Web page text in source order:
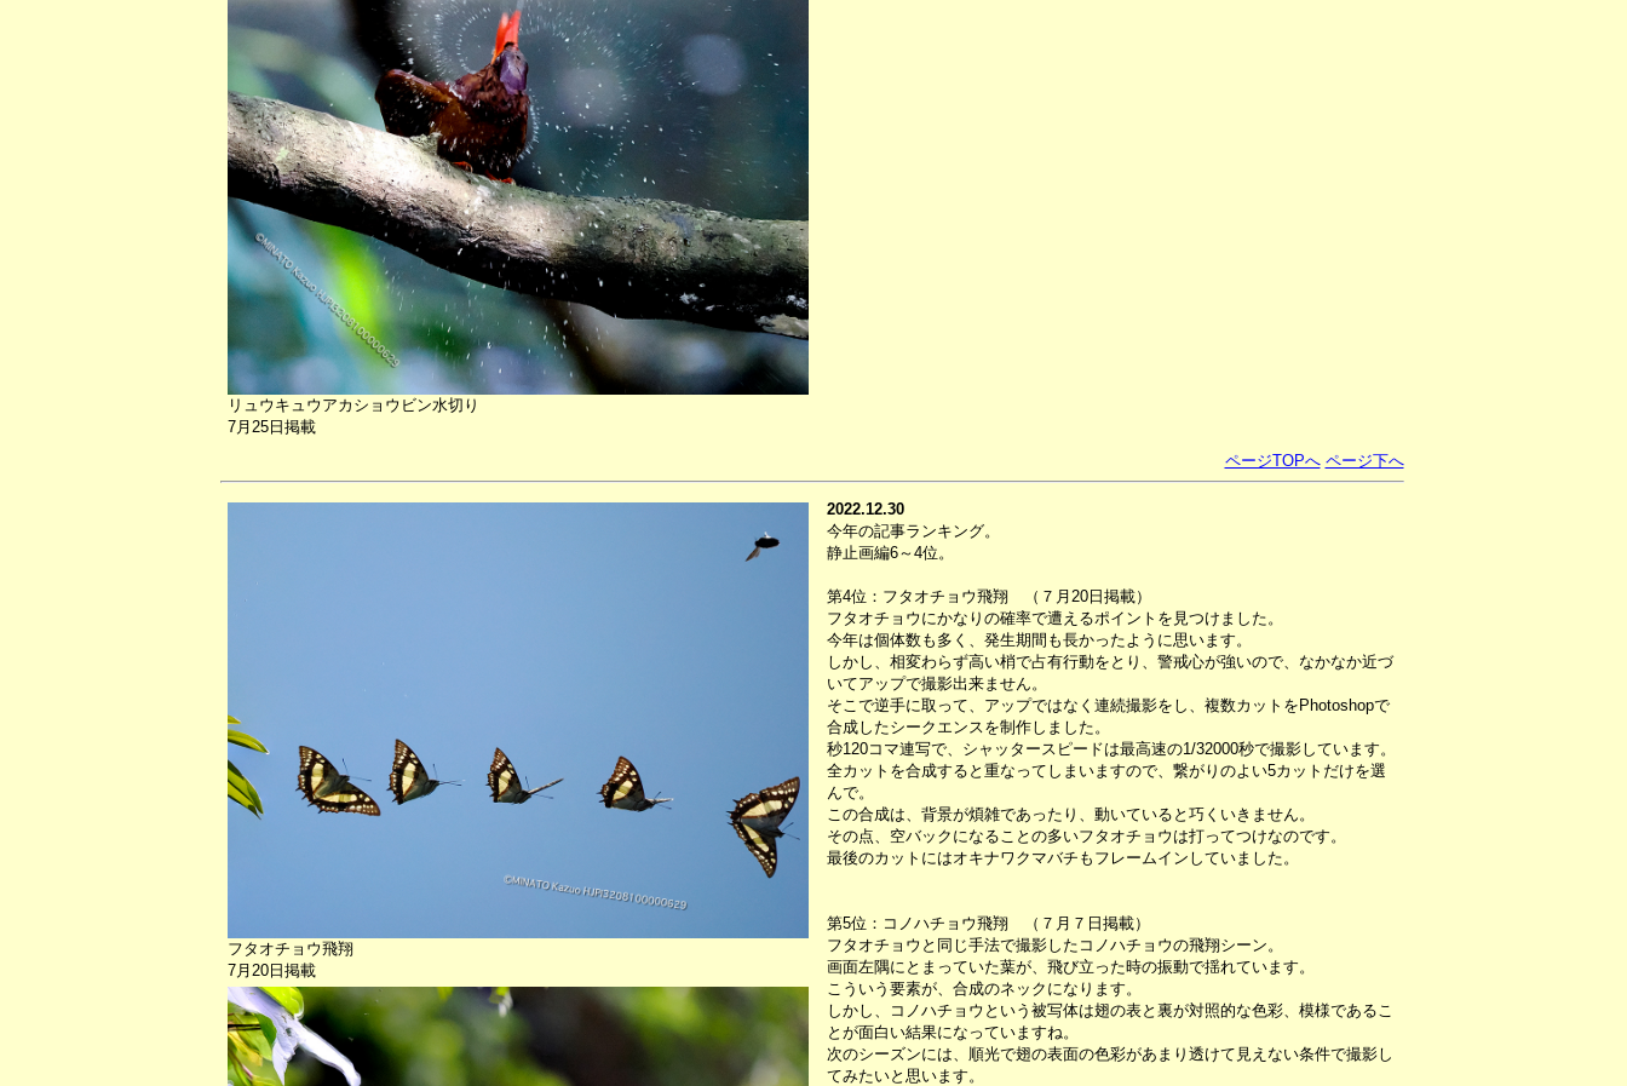
リュウキュウアカショウビン水切り
7月25日掲載
ページTOPへ ページ下へ
フタオチョウ飛翔
7月20日掲載
2022.12.30
今年の記事ランキング。
静止画編6～4位。
第4位：フタオチョウ飛翔 （７月20日掲載）
フタオチョウにかなりの確率で遭えるポイントを見つけました。
今年は個体数も多く、発生期間も長かったように思います。
しかし、相変わらず高い梢で占有行動をとり、警戒心が強いので、なかなか近づ
いてアップで撮影出来ません。
そこで逆手に取って、アップではなく連続撮影をし、複数カットをPhotoshopで
合成したシークエンスを制作しました。
秒120コマ連写で、シャッタースピードは最高速の1/32000秒で撮影しています。
全カットを合成すると重なってしまいますので、繋がりのよい5カットだけを選
んで。
この合成は、背景が煩雑であったり、動いていると巧くいきません。
その点、空バックになることの多いフタオチョウは打ってつけなのです。
最後のカットにはオキナワクマバチもフレームインしていました。
第5位：コノハチョウ飛翔 （７月７日掲載）
フタオチョウと同じ手法で撮影したコノハチョウの飛翔シーン。
画面左隅にとまっていた葉が、飛び立った時の振動で揺れています。
こういう要素が、合成のネックになります。
しかし、コノハチョウという被写体は翅の表と裏が対照的な色彩、模様であるこ
とが面白い結果になっていますね。
次のシーズンには、順光で翅の表面の色彩があまり透けて見えない条件で撮影し
てみたいと思います。